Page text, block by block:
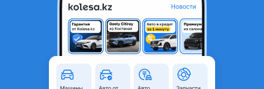
Тойоту Короллу, Ярис, Рав 4, Алтезза, Аристо
Алматы, Алматинская
область